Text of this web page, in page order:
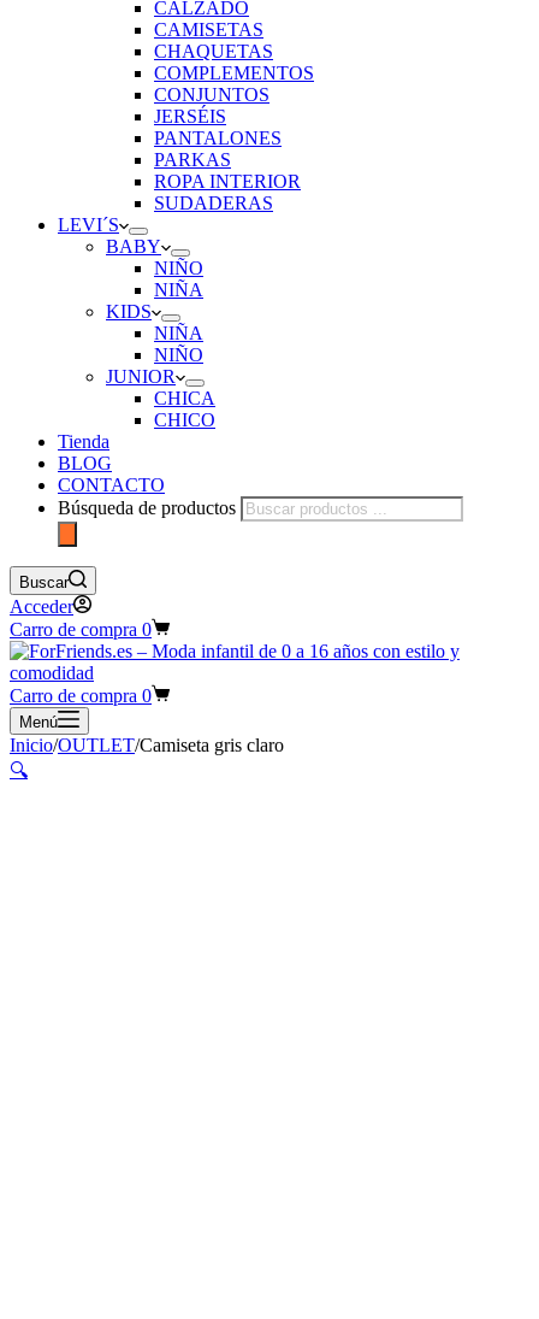
CALZADO
CAMISETAS
CHAQUETAS
COMPLEMENTOS
CONJUNTOS
JERSÉIS
PANTALONES
PARKAS
ROPA INTERIOR
SUDADERAS
LEVI´S
BABY
NIÑO
NIÑA
KIDS
NIÑA
NIÑO
JUNIOR
CHICA
CHICO
Tienda
BLOG
CONTACTO
Búsqueda de productos
Buscar
Acceder
Carro de compra 0
Carro de compra 0
Menú
Inicio/OUTLET/Camiseta gris claro
🔍